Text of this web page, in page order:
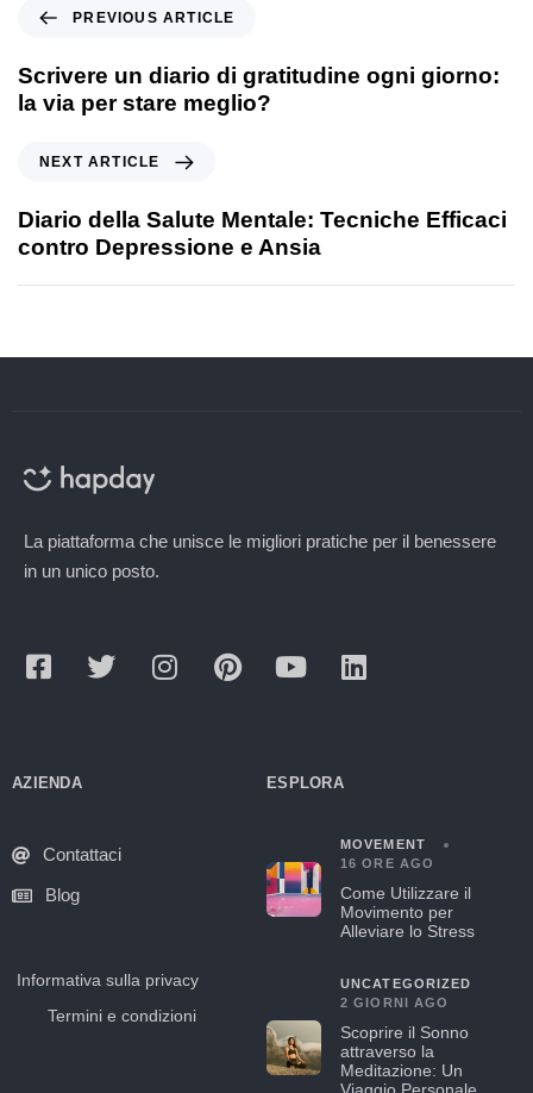
PREVIOUS ARTICLE
Scrivere un diario di gratitudine ogni giorno:
la via per stare meglio?
NEXT ARTICLE
Diario della Salute Mentale: Tecniche Efficaci
contro Depressione e Ansia
La piattaforma che unisce le migliori pratiche per il benessere
in un unico posto.
AZIENDA
Contattaci
Blog
Informativa sulla privacy
Termini e condizioni
ESPLORA
MOVEMENT
16 ORE AGO
Come Utilizzare il
Movimento per
Alleviare lo Stress
UNCATEGORIZED
2 GIORNI AGO
Scoprire il Sonno
attraverso la
Meditazione: Un